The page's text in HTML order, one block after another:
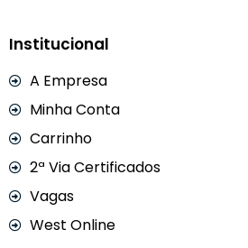
Institucional
A Empresa
Minha Conta
Carrinho
2ª Via Certificados
Vagas
West Online